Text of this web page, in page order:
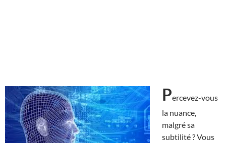
Percevez-vous
la nuance,
malgré sa
subtilité ? Vous